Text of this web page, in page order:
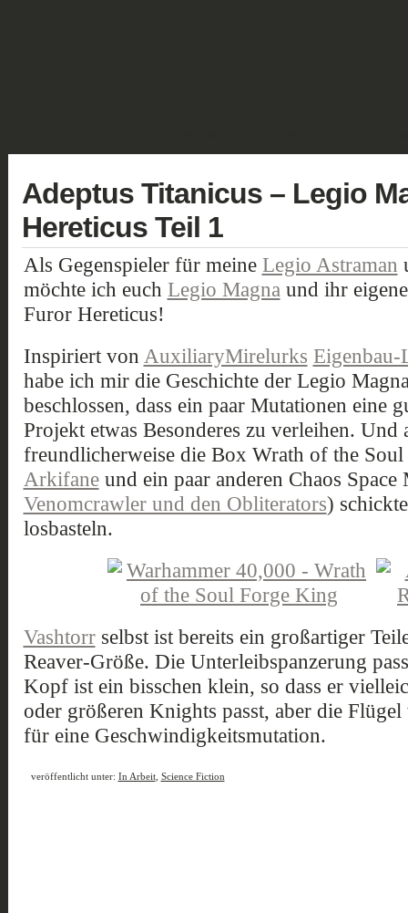
Adeptus Titanicus – Legio
Hereticus Teil 1
Als Gegenspieler für meine Legio Astraman
möchte ich euch Legio Magna und ihr
Furor Hereticus!
Inspiriert von AuxiliaryMirelurks Eigenbau-
habe ich mir die Geschichte der Legio
beschlossen, dass ein paar Mutationen eine
Projekt etwas Besonderes zu verleihen. Und
freundlicherweise die Box Wrath of the
Arkifaneund ein paar anderen Chaos Space
Venomcrawler und den Obliterators)
losbasteln.
Vashtorrselbst ist bereits ein großartiger
Reaver-Größe. Die Unterleibspanzerung
Kopf ist ein bisschen klein, so dass er
oder größeren Knights passt, aber die
für eine Geschwindigkeitsmutation.
veröffentlicht unter: In Arbeit, Science Fiction